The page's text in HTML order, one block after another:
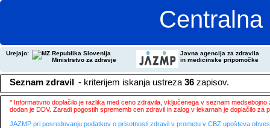
Urejajo:
Republika Slovenija
Ministrstvo za zdravje
Javna agencija za zdravila
in medicinske pripomočke
Seznam zdravil - kriterijem iskanja ustreza 36 zapisov.
* Informativno doplačilo je razlika med ceno zdravila, vključenega v seznam
dodan je DDV. Zaradi pogostih sprememb cen zdravil in zalog v lekarnah je doplačilo
JAZMP pri posredovanju podatkov o prisotnosti zdravil v prometu v CBZ upošteva